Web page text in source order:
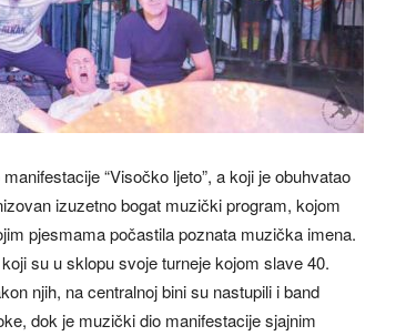
“Visočko ljeto”, a koji je obuhvatao
izuzetno bogat muzički program, kojom
pjesmama počastila poznata muzička imena.
su u sklopu svoje turneje kojom slave 40.
njih, na centralnoj bini su nastupili i band
dok je muzički dio manifestacije sjajnim